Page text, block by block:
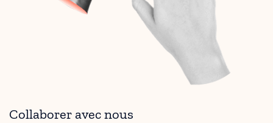
Collaborer avec nous